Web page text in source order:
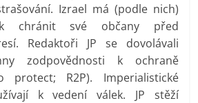
Izrael má (podle nich)
chránit své občany před
Redaktoři JP se dovolávali
zodpovědnosti k ochraně
protect; R2P). Imperialistické
k vedení válek. JP stěží